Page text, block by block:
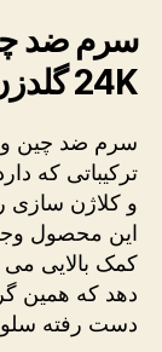
سرم ضد
24K گلدزن
ترکیباتی که
و کلاژن سازی
این محصول
کمک بالایی
دهد که همین
دست رفته